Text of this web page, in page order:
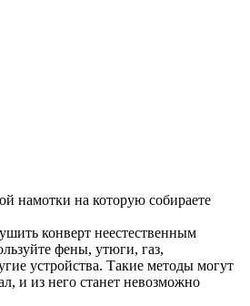
намотки на которую собираете
конверт неестественным
фены, утюги, газ,
устройства. Такие методы могут
и из него станет невозможно